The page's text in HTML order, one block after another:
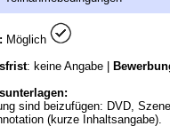
Möglich
: keine Angabe |
sind beizufügen: DVD,
(kurze Inhaltsangabe).